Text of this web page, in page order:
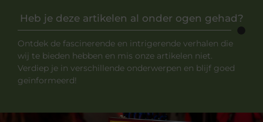
Heb je deze artikelen al onder ogen gehad?
Ontdek de fascinerende en intrigerende verhalen die
wij te bieden hebben en mis onze artikelen niet.
Verdiep je in verschillende onderwerpen en blijf goed
geïnformeerd!